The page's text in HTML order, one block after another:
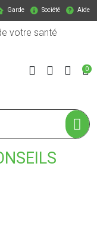
Garde Société Aide
votre santé
à votre service
0